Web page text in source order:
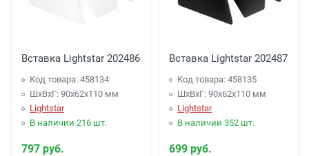
Вставка Lightstar 202486
Код товара: 458134
ШхВхГ: 90x62x110 мм
Lightstar
В наличии 216 шт.
797 руб.
Вставка Lightstar 202487
Код товара: 458135
ШхВхГ: 90x62x110 мм
Lightstar
В наличии 352 шт.
699 руб.